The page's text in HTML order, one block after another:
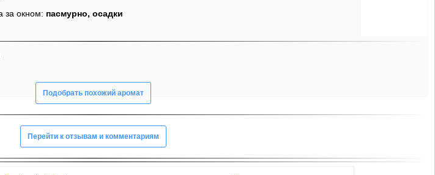
за окном: пасмурно, осадки
Подобрать похожий аромат
Перейти к отзывам и комментариям